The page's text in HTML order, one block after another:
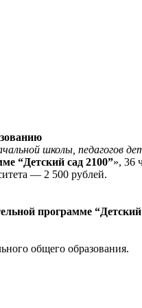
школы, педагогов
“Детский сад 2100”», 36
— 2 500 рублей.
программе “Детский
общего образования.